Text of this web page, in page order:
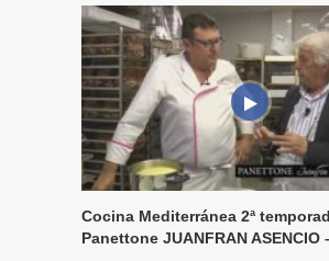
Cocina Mediterránea 2ª
Panettone JUANFRAN ASENCIO